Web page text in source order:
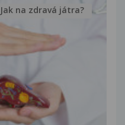
Jak na zdravá játra?